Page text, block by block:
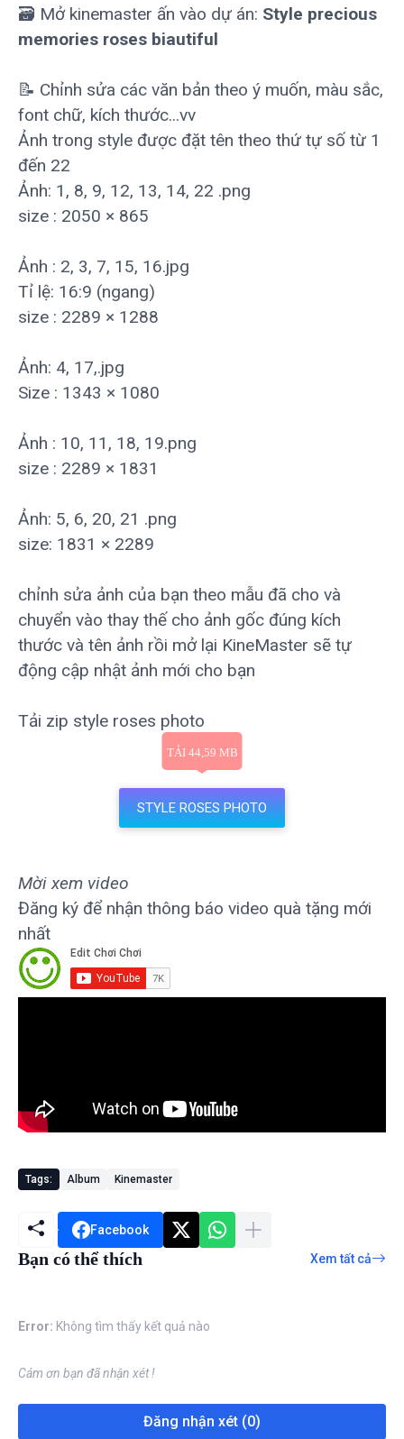
🗃 Mở kinemaster ấn vào dự án: Style precious
memories roses biautiful
📝 Chỉnh sửa các văn bản theo ý muốn, màu sắc,
font chữ, kích thước...vv
Ảnh trong style được đặt tên theo thứ tự số từ 1
đến 22
Ảnh: 1, 8, 9, 12, 13, 14, 22 .png
size : 2050 × 865
Ảnh : 2, 3, 7, 15, 16.jpg
Tỉ lệ: 16:9 (ngang)
size : 2289 × 1288
Ảnh: 4, 17,.jpg
Size : 1343 × 1080
Ảnh : 10, 11, 18, 19.png
size : 2289 × 1831
Ảnh: 5, 6, 20, 21 .png
size: 1831 × 2289
chỉnh sửa ảnh của bạn theo mẫu đã cho và
chuyển vào thay thế cho ảnh gốc đúng kích
thước và tên ảnh rồi mở lại KineMaster sẽ tự
động cập nhật ảnh mới cho bạn
Tải zip style roses photo
STYLE ROSES PHOTO
Mời xem video
Đăng ký để nhận thông báo video quà tặng mới
nhất
Tags: Album Kinemaster
Facebook
Bạn có thể thích Xem tất cả
Error: Không tìm thấy kết quả nào
Cám ơn bạn đã nhận xét !
Đăng nhận xét (0)